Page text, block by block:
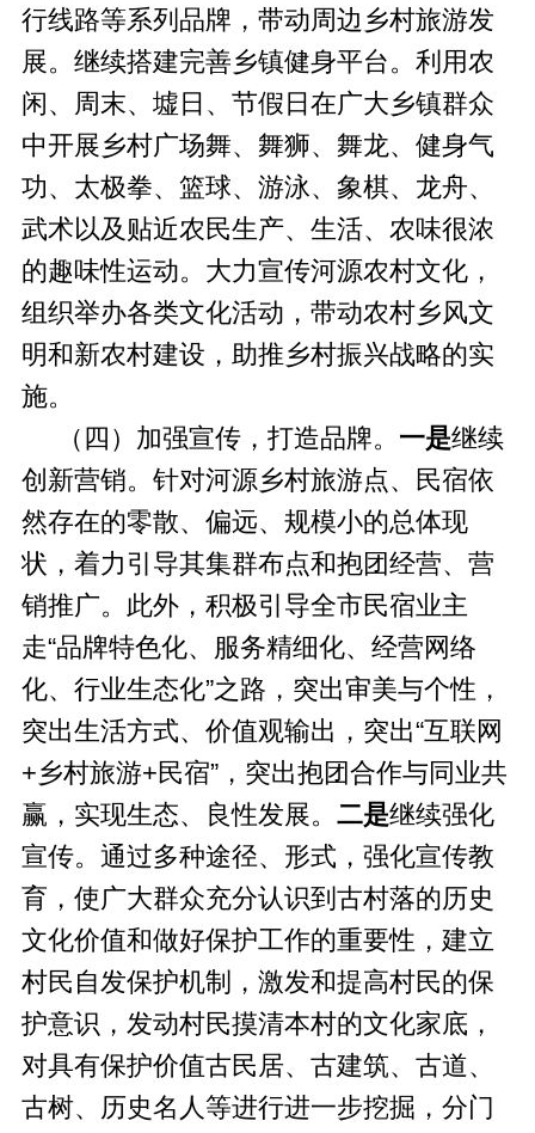
行线路等系列品牌，带动周边乡村旅游发
展。继续搭建完善乡镇健身平台。利用农
闲、周末、墟日、节假日在广大乡镇群众
中开展乡村广场舞、舞狮、舞龙、健身气
功、太极拳、篮球、游泳、象棋、龙舟、
武术以及贴近农民生产、生活、农味很浓
的趣味性运动。大力宣传河源农村文化，
组织举办各类文化活动，带动农村乡风文
明和新农村建设，助推乡村振兴战略的实
施。
（四）加强宣传，打造品牌。 一是继续
创新营销。针对河源乡村旅游点、民宿依
然存在的零散、偏远、规模小的总体现
状，着力引导其集群布点和抱团经营、营
销推广。此外，积极引导全市民宿业主
走“品牌特色化、服务精细化、经营网络
化、行业生态化”之路，突出审美与个性，
突出生活方式、价值观输出，突出“互联网
+乡村旅游+民宿”，突出抱团合作与同业共
赢，实现生态、良性发展。 二是继续强化
宣传。通过多种途径、形式，强化宣传教
育，使广大群众充分认识到古村落的历史
文化价值和做好保护工作的重要性，建立
村民自发保护机制，激发和提高村民的保
护意识，发动村民摸清本村的文化家底，
对具有保护价值古民居、古建筑、古道、
古树、历史名人等进行进一步挖掘，分门